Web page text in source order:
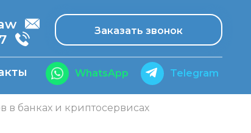
Заказать звонок
WhatsApp Telegram
в банках и криптосервисах